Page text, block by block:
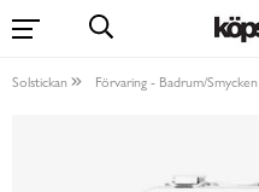
Solstickan Förvaring - Badrum/Smycken